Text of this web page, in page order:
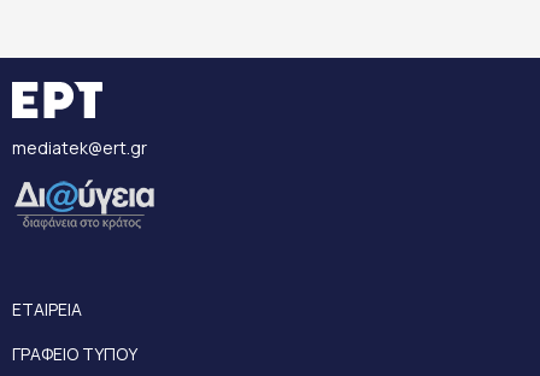
mediatek@ert.gr
ΕΤΑΙΡΕΙΑ
ΓΡΑΦΕΙΟ ΤΥΠΟΥ